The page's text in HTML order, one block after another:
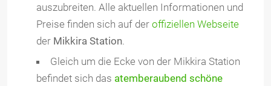
auszubreiten. Alle aktuellen Informationen und
Preise finden sich auf der offiziellen Webseite
der Mikkira Station.
Gleich um die Ecke von der Mikkira Station
befindet sich das atemberaubend schöne